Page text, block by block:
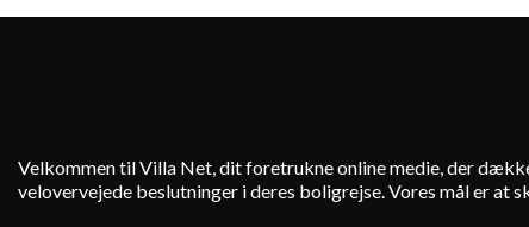
Velkommen til Villa Net, dit foretrukne online medie, der
velovervejede beslutninger i deres boligrejse. Vores mål er